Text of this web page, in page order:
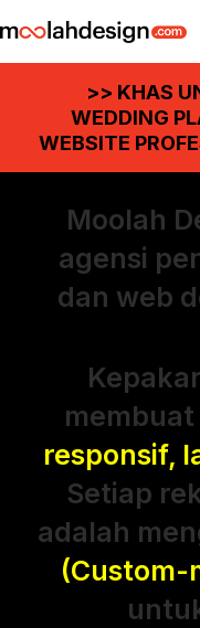
>> KHAS
WEDDING
WEBSITE
Moolah
agensi
dan web
responsif,
Setiap
adalah
(Custom-